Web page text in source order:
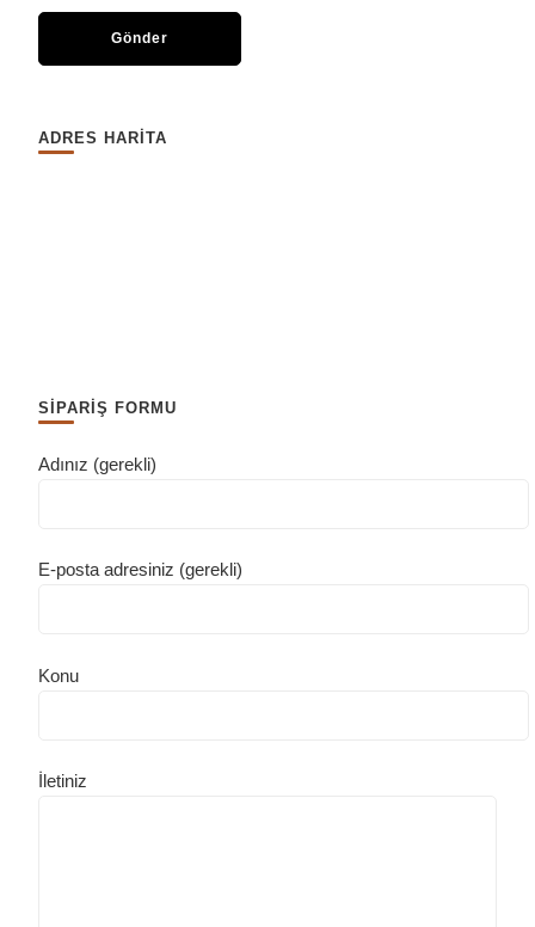
ADRES HARİTA
SİPARİŞ FORMU
Adınız (gerekli)
E-posta adresiniz (gerekli)
Konu
İletiniz